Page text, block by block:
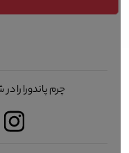
چرم پاندورا را